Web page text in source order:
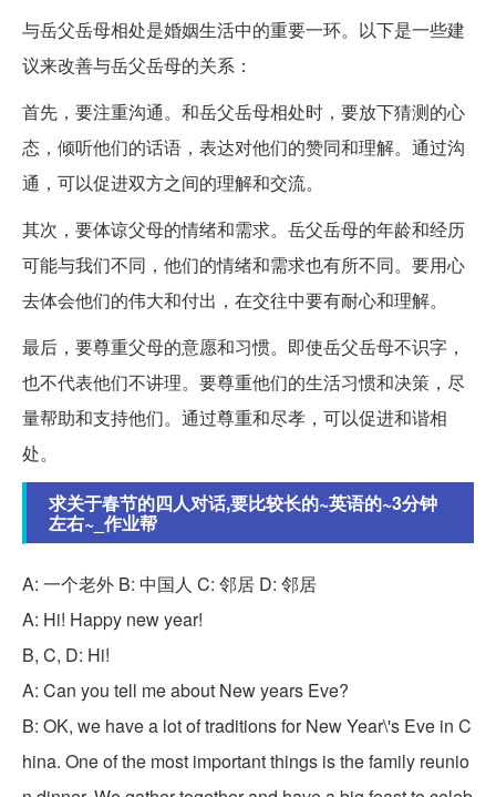
与岳父岳母相处是婚姻生活中的重要一环。以下是一些建
议来改善与岳父岳母的关系：
首先，要注重沟通。和岳父岳母相处时，要放下猜测的心
态，倾听他们的话语，表达对他们的赞同和理解。通过沟
通，可以促进双方之间的理解和交流。
其次，要体谅父母的情绪和需求。岳父岳母的年龄和经历
可能与我们不同，他们的情绪和需求也有所不同。要用心
去体会他们的伟大和付出，在交往中要有耐心和理解。
最后，要尊重父母的意愿和习惯。即使岳父岳母不识字，
也不代表他们不讲理。要尊重他们的生活习惯和决策，尽
量帮助和支持他们。通过尊重和尽孝，可以促进和谐相
处。
求关于春节的四人对话,要比较长的~英语的~3分钟
左右~_作业帮
A: 一个老外 B: 中国人 C: 邻居 D: 邻居
A: Hi! Happy new year!
B, C, D: Hi!
A: Can you tell me about New years Eve?
B: OK, we have a lot of traditions for New Year\'s Eve in C
hina. One of the most important things is the family reunio